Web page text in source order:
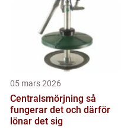
05 mars 2026
Centralsmörjning så
fungerar det och därför
lönar det sig